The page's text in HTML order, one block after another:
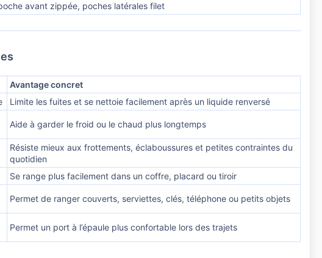
avant zippée, poches latérales filet
Avantage concret
Limite les fuites et se nettoie facilement après un liquide renversé
Aide à garder le froid ou le chaud plus longtemps
Résiste mieux aux frottements, éclaboussures et petites contraintes du
quotidien
Se range plus facilement dans un coffre, placard ou tiroir
Permet de ranger couverts, serviettes, clés, téléphone ou petits objets
Permet un port à l’épaule plus confortable lors des trajets